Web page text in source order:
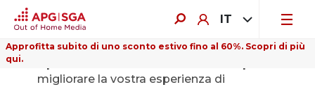
IT
Approfitta subito di uno sconto estivo fino al 60%. Scopri di più
qui.
migliorare la vostra esperienza di